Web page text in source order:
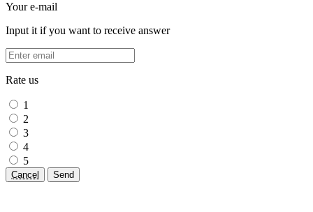
Your e-mail
Input it if you want to receive answer
Rate us
1
2
3
4
5
Cancel Send